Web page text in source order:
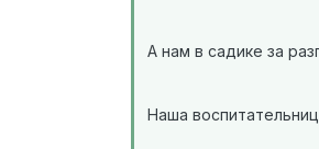
А нам в садике за
Наша